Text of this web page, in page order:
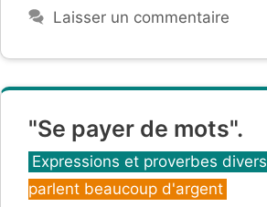
Laisser un commentaire
"Se payer de mots".
Catégories
Expressions et proverbes divers
parlent beaucoup d'argent